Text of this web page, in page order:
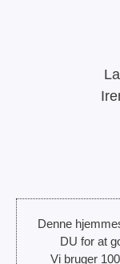
Denne
DU for at
Vi bruger